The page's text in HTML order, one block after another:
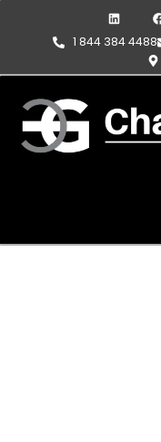
1 844 384 4488